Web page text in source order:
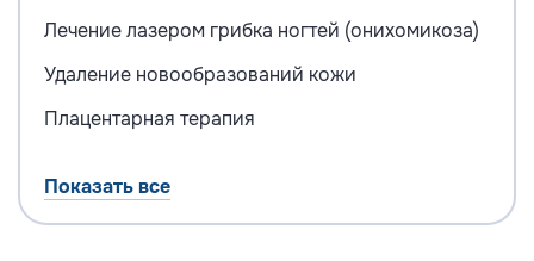
Лечение лазером грибка ногтей (онихомикоза)
Удаление новообразований кожи
Плацентарная терапия
Показать все